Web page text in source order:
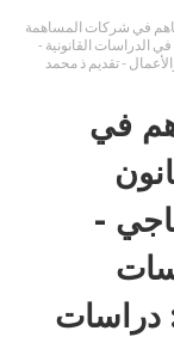
في شركات المساهمة
الدراسات القانونية -
- تقديم ذ محمد
في
-
دراسات